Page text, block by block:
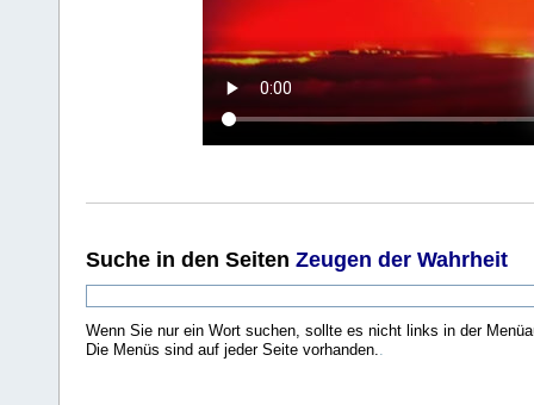
Suche in den Seiten Zeugen der Wahrheit
Wenn Sie nur ein Wort suchen, sollte es nicht links in der
Die Menüs sind auf jeder Seite vorhanden..